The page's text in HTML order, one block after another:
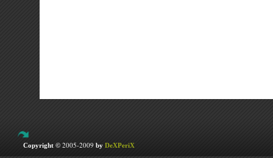
Copyright © 2005-2009 by DeXPeriX